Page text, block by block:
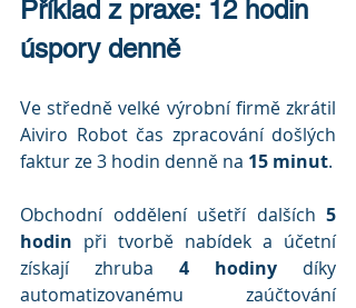
Příklad z praxe: 12 hodin
úspory denně
Ve středně velké výrobní firmě zkrátil
Aiviro Robot čas zpracování došlých
faktur ze 3 hodin denně na 15 minut.
Obchodní oddělení ušetří dalších 5
hodin při tvorbě nabídek a účetní
získají zhruba 4 hodiny díky
automatizovanému zaúčtování